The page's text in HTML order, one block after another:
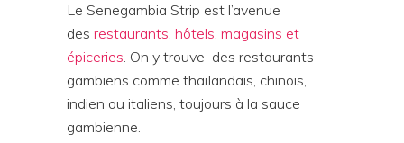
Le Senegambia Strip est l’avenue
des restaurants, hôtels, magasins et
épiceries. On y trouve des restaurants
gambiens comme thaïlandais, chinois,
indien ou italiens, toujours à la sauce
gambienne.